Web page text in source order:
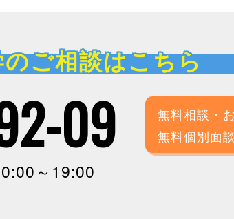
ご相談はこちら
09
～19:00
無料相談・
無料個別面談